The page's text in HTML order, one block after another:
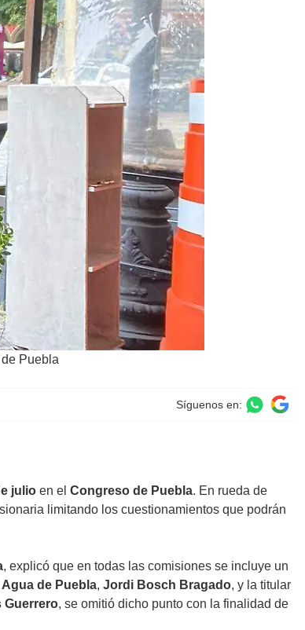
Puebla
Síguenos en:
julio en el Congreso de Puebla. En rueda de
limitando los cuestionamientos que podrán
, explicó que en todas las comisiones se incluye un
Agua de Puebla, Jordi Bosch Bragado, y la titular
Guerrero, se omitió dicho punto con la finalidad de